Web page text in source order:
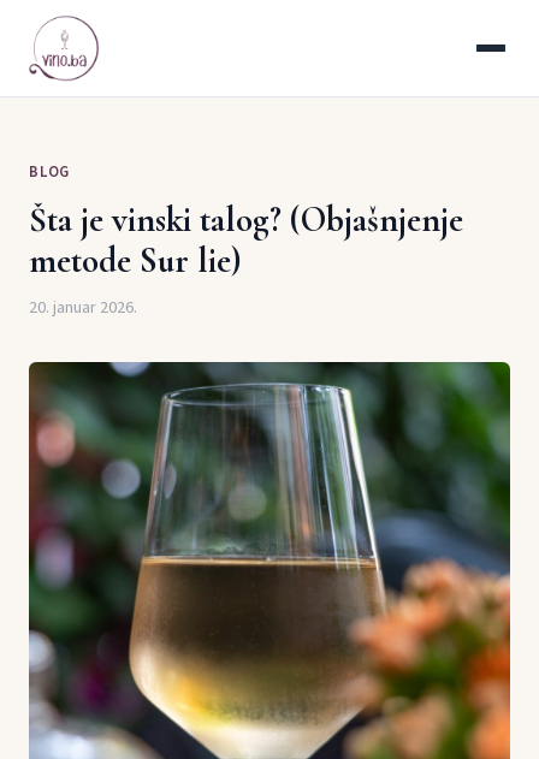
BLOG
Šta je vinski talog? (Objašnjenje
metode Sur lie)
20. januar 2026.